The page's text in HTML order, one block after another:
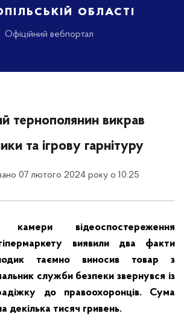
області
Офіційний вебпортал
тернополянин викрав
та ігрову гарнітуру
07 лютого 2024 року о 10:25
камери відеоспостереження
гіпермаркету виявили два факти
таємно виносив товар з
служби безпеки звернувся із
до правоохоронців. Сума
декілька тисяч гривень.